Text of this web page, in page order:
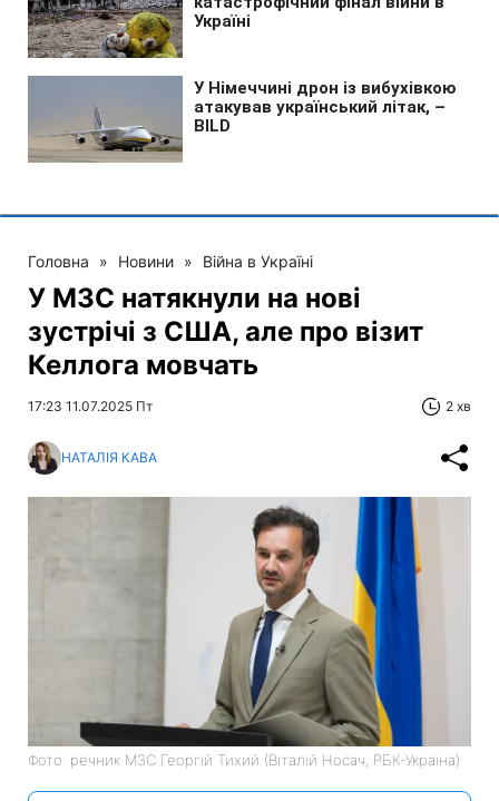
Головна » Новини » Війна в Україні
У МЗС натякнули на нові
зустрічі з США, але про візит
Келлога мовчать
17:23 11.07.2025 Пт 2 хв
НАТАЛІЯ КАВА
Фото: речник МЗС Георгій Тихий (Віталій Носач, РБК-Україна)